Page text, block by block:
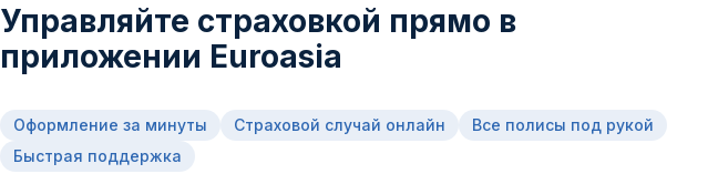
Управляйте страховкой прямо в
приложении Euroasia
Оформление за минуты Страховой случай онлайн
Все полисы под рукой
Быстрая поддержка